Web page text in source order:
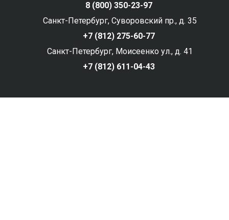
8 (800) 350-23-97
Санкт-Петербург, Суворовский пр., д. 35
+7 (812) 275-60-77
Санкт-Петербург, Моисеенко ул., д. 41
+7 (812) 611-04-43